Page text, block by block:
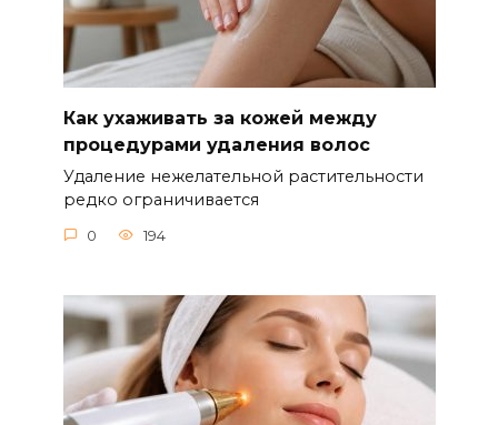
Как ухаживать за кожей между
процедурами удаления волос
Удаление нежелательной растительности
редко ограничивается
0 194